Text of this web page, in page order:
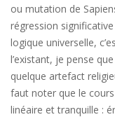
ou mutation de
régression
logique universelle,
l’existant, je pense
quelque artefact
faut noter que le
linéaire et tranquille :